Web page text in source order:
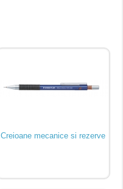
Creioane mecanice si rezerve